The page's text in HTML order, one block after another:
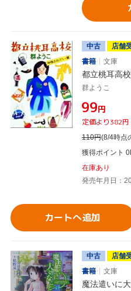
中古
店舗
書籍
文庫
都立桃耳高
群ようこ
¥99円
定価より382円
110円(8/4時点
獲得ポイント
在庫あり
発売年月日：
カートへ追加
中古
店舗
書籍
文庫
魔法遣いに